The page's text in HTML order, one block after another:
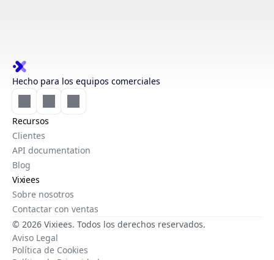
Hecho para los equipos comerciales
Recursos
Clientes
API documentation
Blog
Vixiees
Sobre nosotros
Contactar con ventas
© 2026 Vixiees. Todos los derechos reservados.
Aviso Legal
Política de Cookies